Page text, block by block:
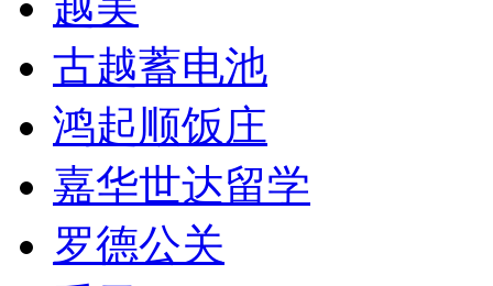
古越蓄电池
鸿起顺饭庄
嘉华世达留学
罗德公关